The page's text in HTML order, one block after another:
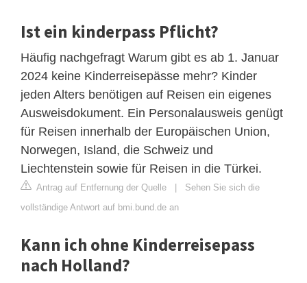
Ist ein kinderpass Pflicht?
Häufig nachgefragt Warum gibt es ab 1. Januar
2024 keine Kinderreisepässe mehr? Kinder
jeden Alters benötigen auf Reisen ein eigenes
Ausweisdokument. Ein Personalausweis genügt
für Reisen innerhalb der Europäischen Union,
Norwegen, Island, die Schweiz und
Liechtenstein sowie für Reisen in die Türkei.
Antrag auf Entfernung der Quelle | Sehen Sie sich die
vollständige Antwort auf bmi.bund.de an
Kann ich ohne Kinderreisepass
nach Holland?